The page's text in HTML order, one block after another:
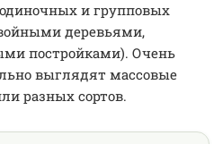
и групповых
деревьями,
постройками). Очень
выглядят массовые
разных сортов.